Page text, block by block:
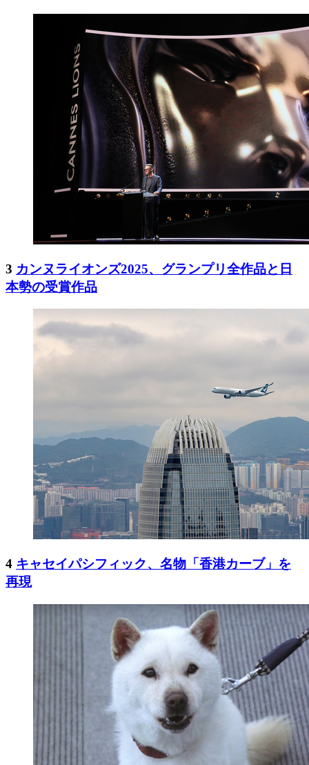
3 カンヌライオンズ2025、グランプリ全作品と日
本勢の受賞作品
4 キャセイパシフィック、名物「香港カーブ」を
再現